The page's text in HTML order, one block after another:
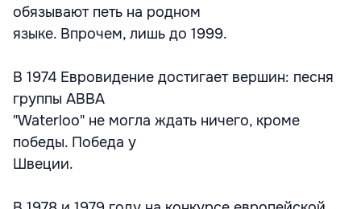
обязывают петь на родном
языке. Впрочем, лишь до 1999.
В 1974 Евровидение достигает вершин: песня
группы AВВА
"Waterloo" не могла ждать ничего, кроме
победы. Победа у
Швеции.